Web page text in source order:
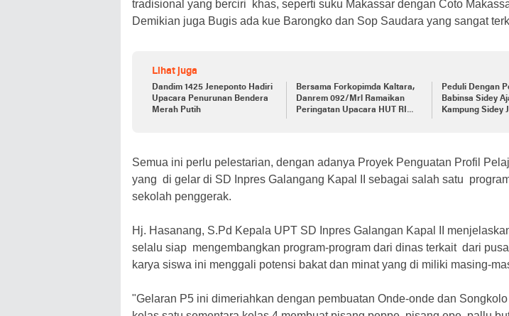
tradisional yang berciri khas, seperti suku Makassar dengan Coto
Demikian juga Bugis ada kue Barongko dan Sop Saudara yang sangat
Lihat juga
Dandim 1425 Jeneponto Hadiri
Upacara Penurunan Bendera
Merah Putih
Bersama Forkopimda Kaltara,
Danrem 092/Mrl Ramaikan
Peringatan Upacara HUT RI
Peduli Dengan
Babinsa Sidey
Kampung Sidey
Semua ini perlu pelestarian, dengan adanya Proyek Penguatan Profil
yang di gelar di SD Inpres Galangang Kapal II sebagai salah satu
sekolah penggerak.
Hj. Hasanang, S.Pd Kepala UPT SD Inpres Galangan Kapal II
selalu siap mengembangkan program-program dari dinas terkait dari
karya siswa ini menggali potensi bakat dan minat yang di miliki masing-
"Gelaran P5 ini dimeriahkan dengan pembuatan Onde-onde dan